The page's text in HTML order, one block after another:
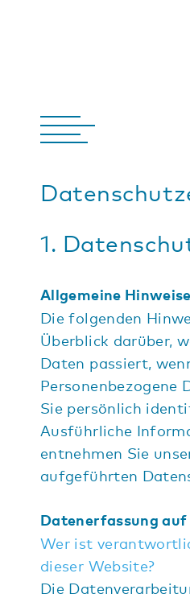
1.
Allgemeine Hinweise
Die folgenden
Überblick darüber,
Daten passiert,
Personenbezogene
Sie persönlich
Ausführliche
entnehmen Sie
aufgeführten
Datenerfassung
Wer ist
dieser Website?
Die